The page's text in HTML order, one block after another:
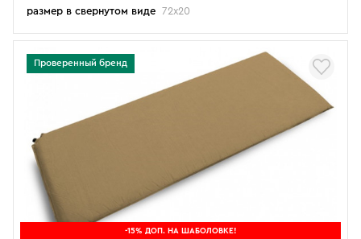
размер в свернутом виде
72x20
Проверенный бренд
-15% ДОП. НА ШАБОЛОВКЕ!